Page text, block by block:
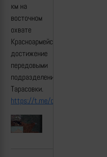
км на
восточном
охвате
Красноармейска.
достижение
передовыми
подразделениями
Тарасовки.
https://t.me/dva_majors/66332